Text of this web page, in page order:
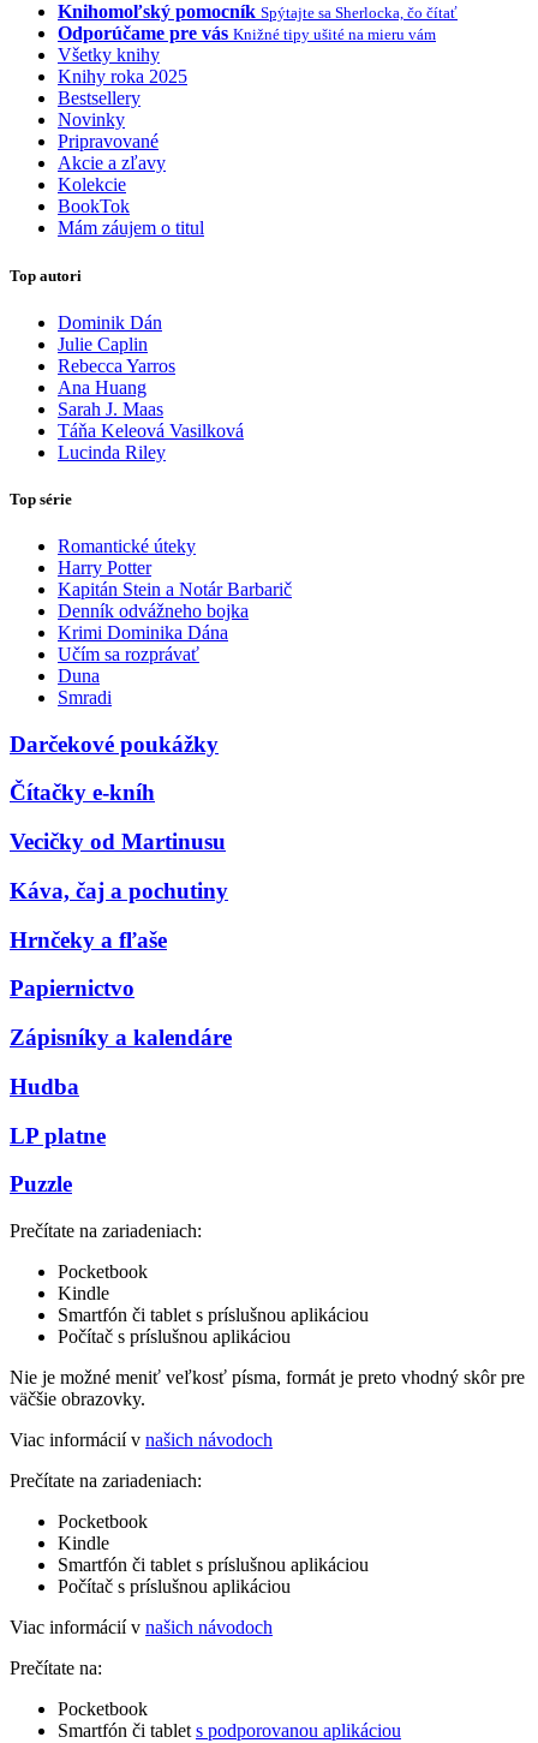
Knihomoľský pomocník Spýtajte sa Sherlocka, čo čítať
Odporúčame pre vás Knižné tipy ušité na mieru vám
Všetky knihy
Knihy roka 2025
Bestsellery
Novinky
Pripravované
Akcie a zľavy
Kolekcie
BookTok
Mám záujem o titul
Top autori
Dominik Dán
Julie Caplin
Rebecca Yarros
Ana Huang
Sarah J. Maas
Táňa Keleová Vasilková
Lucinda Riley
Top série
Romantické úteky
Harry Potter
Kapitán Stein a Notár Barbarič
Denník odvážneho bojka
Krimi Dominika Dána
Učím sa rozprávať
Duna
Smradi
Darčekové poukážky
Čítačky e-kníh
Vecičky od Martinusu
Káva, čaj a pochutiny
Hrnčeky a fľaše
Papiernictvo
Zápisníky a kalendáre
Hudba
LP platne
Puzzle
Prečítate na zariadeniach:
Pocketbook
Kindle
Smartfón či tablet s príslušnou aplikáciou
Počítač s príslušnou aplikáciou
Nie je možné meniť veľkosť písma, formát je preto vhodný skôr pre
väčšie obrazovky.
Viac informácií v našich návodoch
Prečítate na zariadeniach:
Pocketbook
Kindle
Smartfón či tablet s príslušnou aplikáciou
Počítač s príslušnou aplikáciou
Viac informácií v našich návodoch
Prečítate na:
Pocketbook
Smartfón či tablet s podporovanou aplikáciou